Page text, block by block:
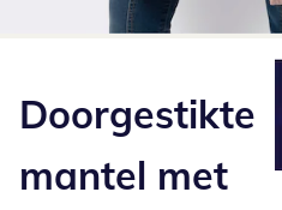
Doorgestikte
mantel met